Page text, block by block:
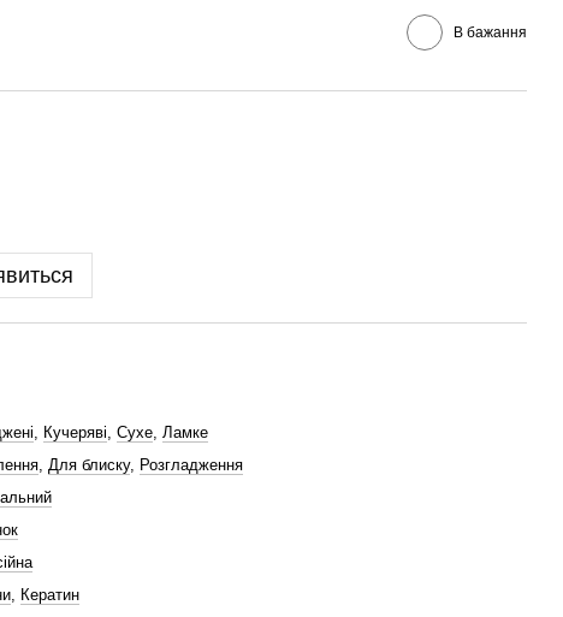
В бажання
, Кучеряві, Сухе, Ламке
, Для блиску, Розгладження
, Кератин